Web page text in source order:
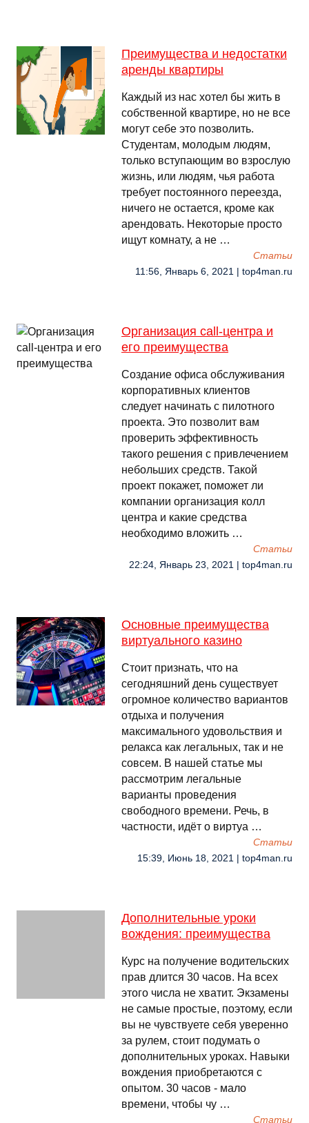
Преимущества и недостатки
аренды квартиры
Каждый из нас хотел бы жить в
собственной квартире, но не все
могут себе это позволить.
Студентам, молодым людям,
только вступающим во взрослую
жизнь, или людям, чья работа
требует постоянного переезда,
ничего не остается, кроме как
арендовать. Некоторые просто
ищут комнату, а не …
Cтатьи
11:56, Январь 6, 2021 | top4man.ru
Организация call-центра и
его преимущества
Создание офиса обслуживания
корпоративных клиентов
следует начинать с пилотного
проекта. Это позволит вам
проверить эффективность
такого решения с привлечением
небольших средств. Такой
проект покажет, поможет ли
компании организация колл
центра и какие средства
необходимо вложить …
Cтатьи
22:24, Январь 23, 2021 | top4man.ru
Основные преимущества
виртуального казино
Стоит признать, что на
сегодняшний день существует
огромное количество вариантов
отдыха и получения
максимального удовольствия и
релакса как легальных, так и не
совсем. В нашей статье мы
рассмотрим легальные
варианты проведения
свободного времени. Речь, в
частности, идёт о виртуа …
Cтатьи
15:39, Июнь 18, 2021 | top4man.ru
Дополнительные уроки
вождения: преимущества
Курс на получение водительских
прав длится 30 часов. На всех
этого числа не хватит. Экзамены
не самые простые, поэтому, если
вы не чувствуете себя уверенно
за рулем, стоит подумать о
дополнительных уроках. Навыки
вождения приобретаются с
опытом. 30 часов - мало
времени, чтобы чу …
Cтатьи